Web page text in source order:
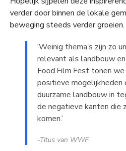
verder door binnen de lokale
beweging steeds verder groeien.
‘Weinig thema’s zijn zo
relevant als landbouw
Food.Film.Fest tonen
positieve mogelijkheden
duurzame landbouw in
de negatieve kanten die
komen.’
-Titus van WWF